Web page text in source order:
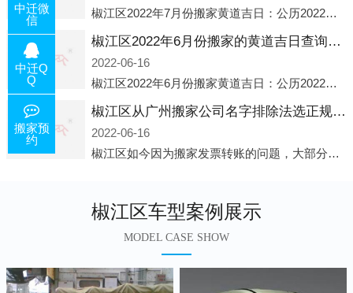
椒江区2022年7月份搬家黄道吉日：公历2022年7月6日 农历六月初八 星期三 冲虎(甲寅)公历2022年7月12日 农历六月十四 星期二 冲猴(庚申)公历2022年7月13日 农历六月十五 星期三 冲鸡
椒江区2022年6月份搬家的黄道吉日查询大全一览表哪天适合搬家好日子
2022-06-16
椒江区2022年6月份搬家黄道吉日：公历2022年6月1日 农历五月初三 星期三 冲兔(己卯)公历2022年6月4日 农历五月初六 星期六 冲马(壬午)公历2022年6月8日 农历五月初十 星期三 冲狗(丙
椒江区从广州搬家公司名字排除法选正规公司
2022-06-16
椒江区如今因为搬家发票转账的问题，大部分搬家公司都已经注册了营业执照，早5年前基本上所谓的搬家公司都是无注册状态也就是无照营业，由于企业注册量大增所以各种企业信息展示平台如雨后春笋般遍地开花，如：天眼查，企
椒江区车型案例展示
MODEL CASE SHOW
中迁微
信
中迁Q
Q
搬家预
约